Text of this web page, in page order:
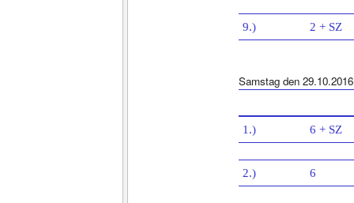
9.) 2 + SZ
Samstag den 29.10.2016
1.) 6 + SZ
2.) 6